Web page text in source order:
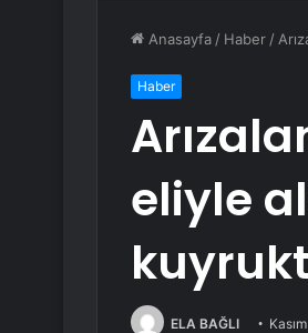
Anasayfa / Haber /
Haber
eliyle
ELA BAĞLI